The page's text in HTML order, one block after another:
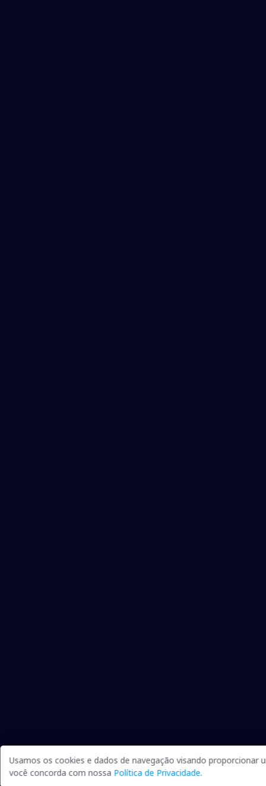
Usamos os cookies e dados de navegação visando
você concorda com nossa Política de Privacidade.